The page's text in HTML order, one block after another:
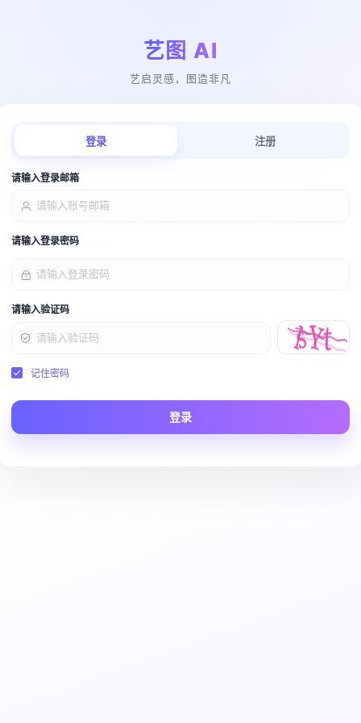
艺图 AI
艺启灵感，图造非凡
登录 注册
请输入登录邮箱
请输入登录密码
请输入验证码
记住密码
登录